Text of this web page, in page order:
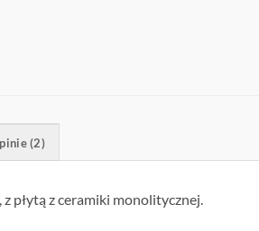
(2)
płytą z ceramiki monolitycznej.